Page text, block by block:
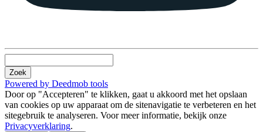
Zoek
Powered by Deedmob tools
Door op "Accepteren" te klikken, gaat u akkoord met het opslaan
van cookies op uw apparaat om de sitenavigatie te verbeteren en het
sitegebruik te analyseren. Voor meer informatie, bekijk onze
Privacyverklaring.